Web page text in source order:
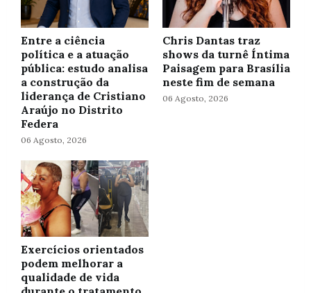
Entre a ciência
política e a atuação
pública: estudo analisa
a construção da
liderança de Cristiano
Araújo no Distrito
Federa
06 Agosto, 2026
Chris Dantas traz
shows da turnê Íntima
Paisagem para Brasília
neste fim de semana
06 Agosto, 2026
Exercícios orientados
podem melhorar a
qualidade de vida